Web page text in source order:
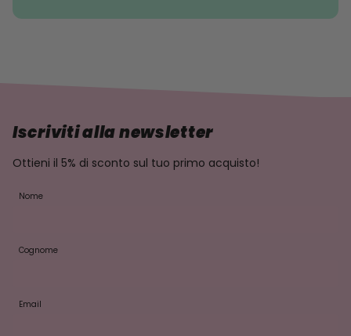
Iscriviti alla newsletter
Ottieni il 5% di sconto sul tuo primo acquisto!
Nome
Cognome
Email